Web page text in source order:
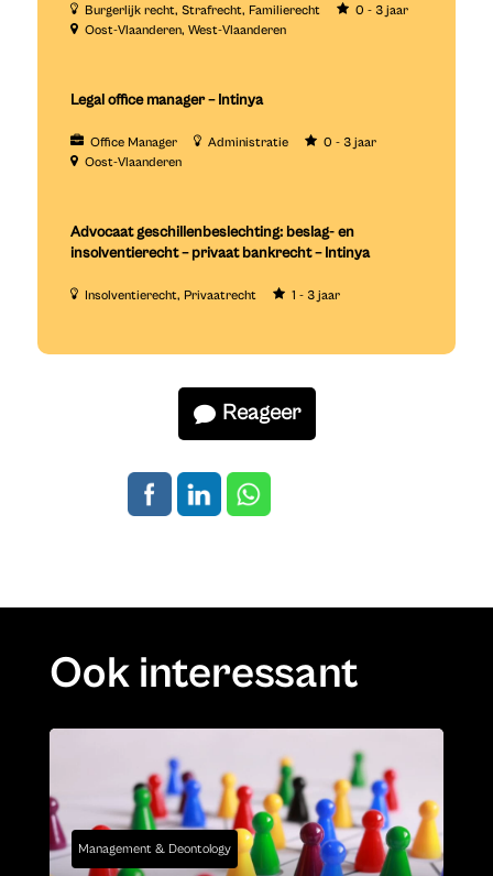
Burgerlijk recht Strafrecht Familierecht
0 - 3 jaar
Oost-Vlaanderen West-Vlaanderen
Legal office manager – Intinya
Office Manager Administratie
0 - 3 jaar
Oost-Vlaanderen
Advocaat geschillenbeslechting: beslag- en
insolventierecht – privaat bankrecht – Intinya
Insolventierecht Privaatrecht 1 - 3 jaar
Reageer
Ook interessant
Management & Deontology